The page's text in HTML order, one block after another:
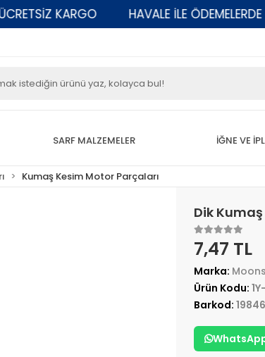
KARGO HAVALE İLE ÖDEMELERDE 5%
SARF MALZEMELER İĞNE VE
Kumaş Kesim Motor Parçaları
Dik
7,47 TL
Marka:
Ürün Kodu:
Barkod: